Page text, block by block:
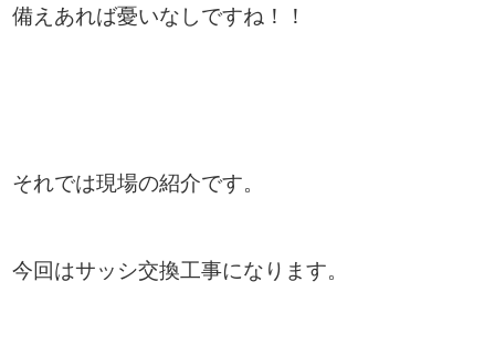
備えあれば憂いなしですね！！
それでは現場の紹介です。
今回はサッシ交換工事になります。